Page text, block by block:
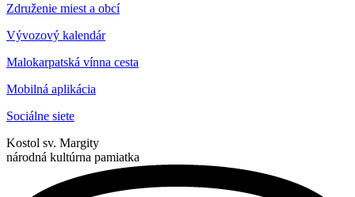
Združenie miest a obcí
Vývozový kalendár
Malokarpatská vínna cesta
Mobilná aplikácia
Sociálne siete
Kostol sv. Margity
národná kultúrna pamiatka